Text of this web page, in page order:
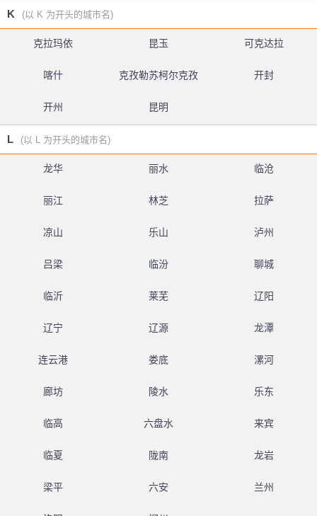
K (以 K 为开头的城市名)
克拉玛依 昆玉 可克达拉
喀什 克孜勒苏柯尔克孜 开封
开州 昆明
L (以 L 为开头的城市名)
龙华 丽水 临沧
丽江 林芝 拉萨
凉山 乐山 泸州
吕梁 临汾 聊城
临沂 莱芜 辽阳
辽宁 辽源 龙潭
连云港 娄底 漯河
廊坊 陵水 乐东
临高 六盘水 来宾
临夏 陇南 龙岩
梁平 六安 兰州